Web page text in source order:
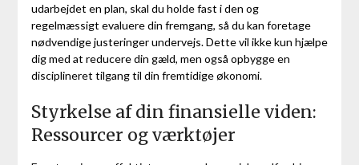
udarbejdet en plan, skal du holde fast i den og
regelmæssigt evaluere din fremgang, så du kan foretage
nødvendige justeringer undervejs. Dette vil ikke kun hjælpe
dig med at reducere din gæld, men også opbygge en
disciplineret tilgang til din fremtidige økonomi.
Styrkelse af din finansielle viden:
Ressourcer og værktøjer